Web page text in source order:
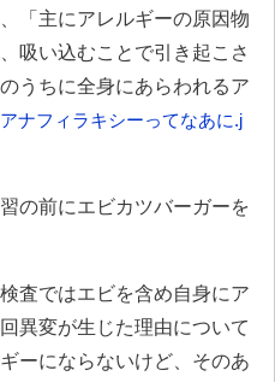
「主にアレルギーの原因物
吸い込むことで引き起こさ
うちに全身にあらわれるア
アナフィラキシーってなあに.j
の前にエビカツバーガーを
査ではエビを含め自身にア
異変が生じた理由について
ーにならないけど、そのあ